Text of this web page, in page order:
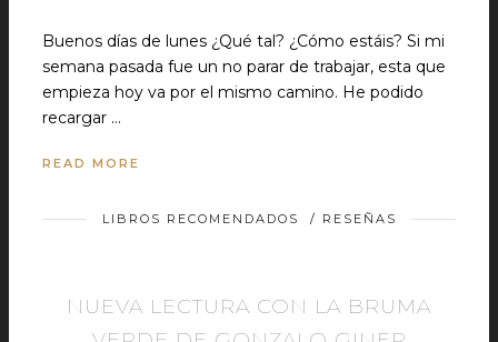
Buenos días de lunes ¿Qué tal? ¿Cómo estáis? Si mi
semana pasada fue un no parar de trabajar, esta que
empieza hoy va por el mismo camino. He podido
recargar …
READ MORE
LIBROS RECOMENDADOS / RESEÑAS
NUEVA LECTURA CON LA BRUMA